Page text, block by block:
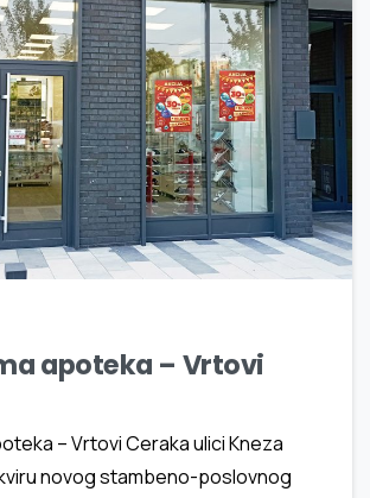
22
apoteka – Vrtovi
– Vrtovi Ceraka ulici Kneza
novog stambeno-poslovnog